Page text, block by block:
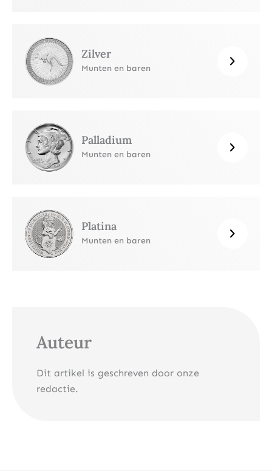
Zilver
Munten en baren
Palladium
Munten en baren
Platina
Munten en baren
Auteur
Dit artikel is geschreven door onze
redactie.